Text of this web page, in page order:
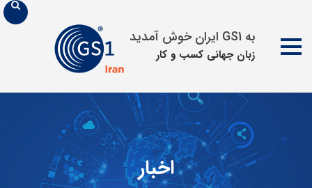
به GS1 ایران خوش آمدید
زبان جهانی كسب و كار
محتوا
اخبار